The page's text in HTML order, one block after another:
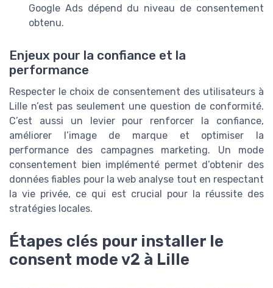
Google Ads dépend du niveau de consentement
obtenu.
Enjeux pour la confiance et la
performance
Respecter le choix de consentement des utilisateurs à
Lille n’est pas seulement une question de conformité.
C’est aussi un levier pour renforcer la confiance,
améliorer l’image de marque et optimiser la
performance des campagnes marketing. Un mode
consentement bien implémenté permet d’obtenir des
données fiables pour la web analyse tout en respectant
la vie privée, ce qui est crucial pour la réussite des
stratégies locales.
Étapes clés pour installer le
consent mode v2 à Lille